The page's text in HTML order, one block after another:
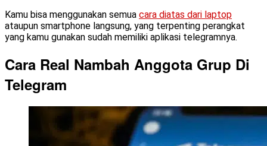
Kamu bisa menggunakan semua cara diatas dari laptop
ataupun smartphone langsung, yang terpenting perangkat
yang kamu gunakan sudah memiliki aplikasi telegramnya.
Cara Real Nambah Anggota Grup Di
Telegram